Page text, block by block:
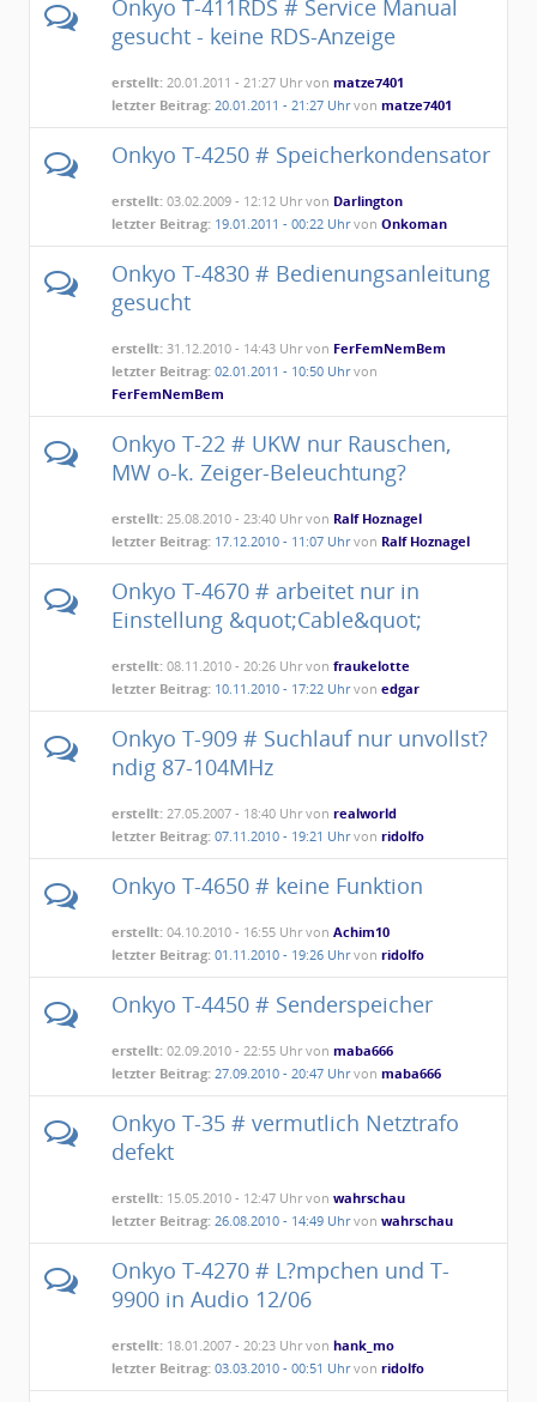
Onkyo T-411RDS # Service Manual
gesucht - keine RDS-Anzeige
erstellt: 20.01.2011 - 21:27 Uhr vonmatze7401
letzter Beitrag: 20.01.2011 - 21:27 Uhrvonmatze7401
Onkyo T-4250 # Speicherkondensator
erstellt: 03.02.2009 - 12:12 Uhr von Darlington
letzter Beitrag: 19.01.2011 - 00:22 UhrvonOnkoman
Onkyo T-4830 # Bedienungsanleitung
gesucht
erstellt: 31.12.2010 - 14:43 Uhr von FerFemNemBem
letzter Beitrag: 02.01.2011 - 10:50 Uhrvon
FerFemNemBem
Onkyo T-22 # UKW nur Rauschen,
MW o-k. Zeiger-Beleuchtung?
erstellt: 25.08.2010 - 23:40 Uhr von Ralf Hoznagel
letzter Beitrag: 17.12.2010 - 11:07 Uhrvon Ralf Hoznagel
Onkyo T-4670 # arbeitet nur in
Einstellung &quot;Cable&quot;
erstellt: 08.11.2010 - 20:26 Uhr vonfraukelotte
letzter Beitrag: 10.11.2010 - 17:22 Uhrvonedgar
Onkyo T-909 # Suchlauf nur unvollst?
ndig 87-104MHz
erstellt: 27.05.2007 - 18:40 Uhr vonrealworld
letzter Beitrag: 07.11.2010 - 19:21 Uhrvonridolfo
Onkyo T-4650 # keine Funktion
erstellt: 04.10.2010 - 16:55 Uhr vonAchim10
letzter Beitrag: 01.11.2010 - 19:26 Uhrvonridolfo
Onkyo T-4450 # Senderspeicher
erstellt: 02.09.2010 - 22:55 Uhr vonmaba666
letzter Beitrag: 27.09.2010 - 20:47 Uhrvonmaba666
Onkyo T-35 # vermutlich Netztrafo
defekt
erstellt: 15.05.2010 - 12:47 Uhr vonwahrschau
letzter Beitrag: 26.08.2010 - 14:49 Uhrvonwahrschau
Onkyo T-4270 # L?mpchen und T-
9900 in Audio 12/06
erstellt: 18.01.2007 - 20:23 Uhr vonhank_mo
letzter Beitrag: 03.03.2010 - 00:51 Uhrvonridolfo